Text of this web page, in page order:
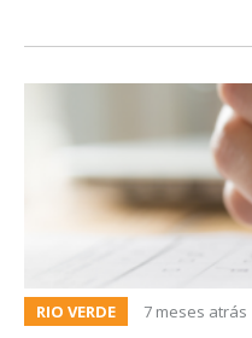
RIO VERDE 7 meses atrás